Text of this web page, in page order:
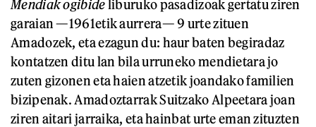
Mendiak ogibideliburuko pasadizoak gertatu ziren
garaian —1961etik aurrera— 9 urte zituen
Amadozek, eta ezagun du: haur baten begiradaz
kontatzen ditu lan bila urruneko mendietara jo
zuten gizonen eta haien atzetik joandako familien
bizipenak. Amadoztarrak Suitzako Alpeetara joan
ziren aitari jarraika, eta hainbat urte eman zituzten